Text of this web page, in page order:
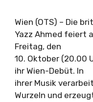
Wien (OTS) – Die
Yazz Ahmed feiert
Freitag, den
10. Oktober (20.00
ihr Wien-Debüt. In
ihrer Musik
Wurzeln und